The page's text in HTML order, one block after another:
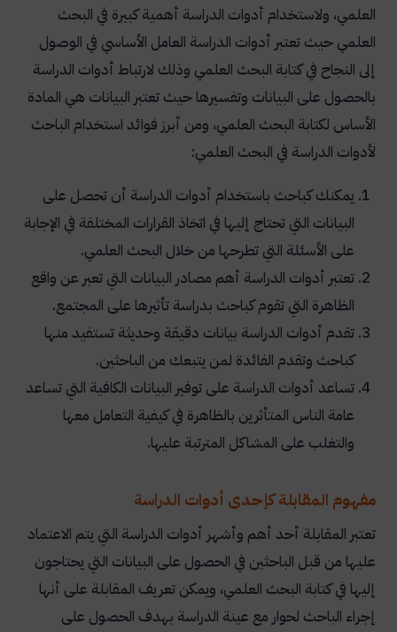
العلمي، ولاستخدام أدوات الدراسة أهمية كبيرة في البحث
العلمي حيث تعتبر أدوات الدراسة العامل الأساسي في الوصول
إلى النجاح في كتابة البحث العلمي وذلك لارتباط أدوات الدراسة
بالحصول على البيانات وتفسيرها حيث تعتبر البيانات هي المادة
الأساس لكتابة البحث العلمي، ومن أبرز فوائد استخدام الباحث
لأدوات الدراسة في البحث العلمي:
يمكنك كباحث باستخدام أدوات الدراسة أن تحصل على
البيانات التي تحتاج إليها في اتخاذ القرارات المختلفة في الإجابة
على الأسئلة التي تطرحها من خلال البحث العلمي.
تعتبر أدوات الدراسة أهم مصادر البيانات التي تعبر عن واقع
الظاهرة التي تقوم كباحث بدراسة تأثيرها على المجتمع.
تقدم أدوات الدراسة بيانات دقيقة وحديثة تستفيد منها
كباحث وتقدم الفائدة لمن يتبعك من الباحثين.
تساعد أدوات الدراسة على توفير البيانات الكافية التي تساعد
عامة الناس المتأثرين بالظاهرة في كيفية التعامل معها
والتغلب على المشاكل المترتبة عليها.
مفهوم المقابلة كإحدى أدوات الدراسة
تعتبر المقابلة أحد أهم وأشهر أدوات الدراسة التي يتم الاعتماد
عليها من قبل الباحثين في الحصول على البيانات التي يحتاجون
إليها في كتابة البحث العلمي، ويمكن تعريف المقابلة على أنها
إجراء الباحث لحوار مع عينة الدراسة بهدف الحصول على